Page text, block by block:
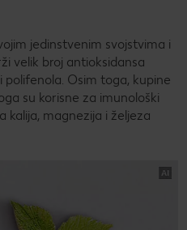
jedinstvenim svojstvima i
velik broj antioksidansa
Osim toga, kupine
su korisne za imunološki
kalija, magnezija i željeza